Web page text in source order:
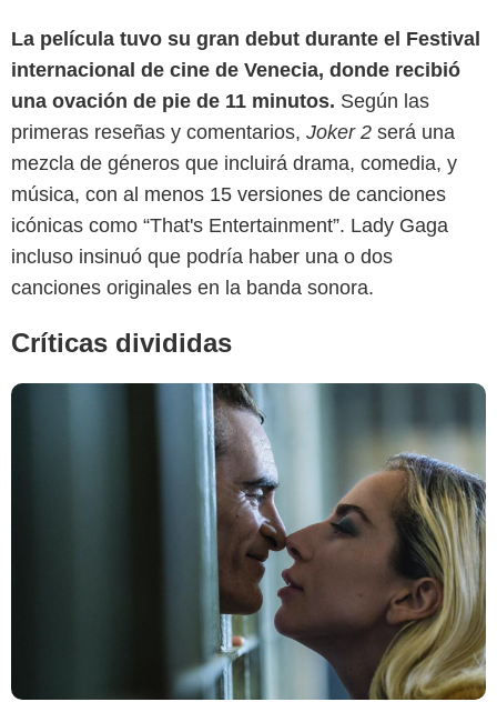
La película tuvo su gran debut durante el Festival
internacional de cine de Venecia, donde recibió
una ovación de pie de 11 minutos. Según las
primeras reseñas y comentarios, Joker 2 será una
mezcla de géneros que incluirá drama, comedia, y
música, con al menos 15 versiones de canciones
icónicas como “That's Entertainment”. Lady Gaga
incluso insinuó que podría haber una o dos
canciones originales en la banda sonora.
Críticas divididas
Los Angeles Times